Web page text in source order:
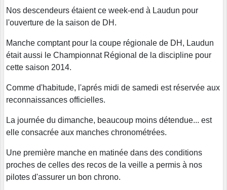
Nos descendeurs étaient ce week-end à Laudun pour
l'ouverture de la saison de DH.
Manche comptant pour la coupe régionale de DH, Laudun
était aussi le Championnat Régional de la discipline pour
cette saison 2014.
Comme d'habitude, l'aprés midi de samedi est réservée aux
reconnaissances officielles.
La journée du dimanche, beaucoup moins détendue... est
elle consacrée aux manches chronométrées.
Une première manche en matinée dans des conditions
proches de celles des recos de la veille a permis à nos
pilotes d'assurer un bon chrono.